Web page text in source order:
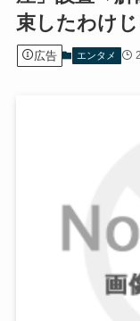
束したわけじ
広告 エンタメ